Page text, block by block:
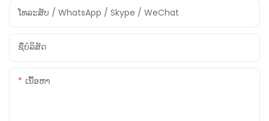
ໂທລະສັບ / WhatsApp / Skype / WeChat
ຊື່ບໍລິສັດ
ເນື້ອຫາ